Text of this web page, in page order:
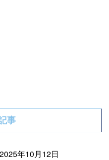
事
2025年10月12日